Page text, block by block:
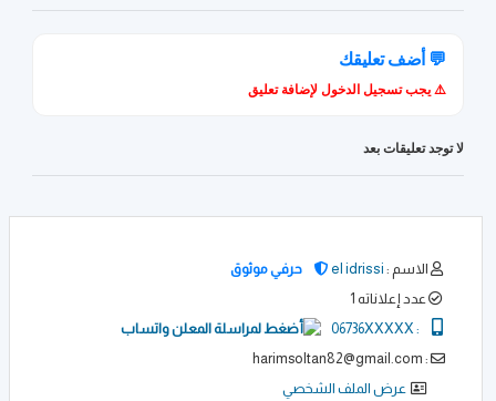
💬 أضف تعليقك
⚠️ يجب تسجيل الدخول لإضافة تعليق
لا توجد تعليقات بعد
الاسم : el idrissi
حرفي موثوق
عدد إعلاناته 1
:
06736XXXXX
: harimsoltan82@gmail.com
عرض الملف الشخصي